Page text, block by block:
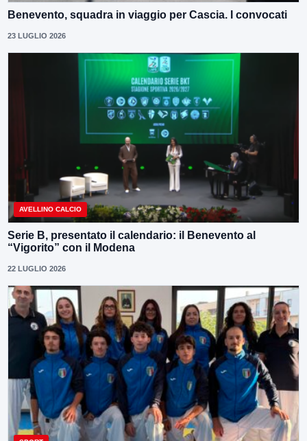
Benevento, squadra in viaggio per Cascia. I convocati
23 LUGLIO 2026
AVELLINO CALCIO
Serie B, presentato il calendario: il Benevento al
“Vigorito” con il Modena
22 LUGLIO 2026